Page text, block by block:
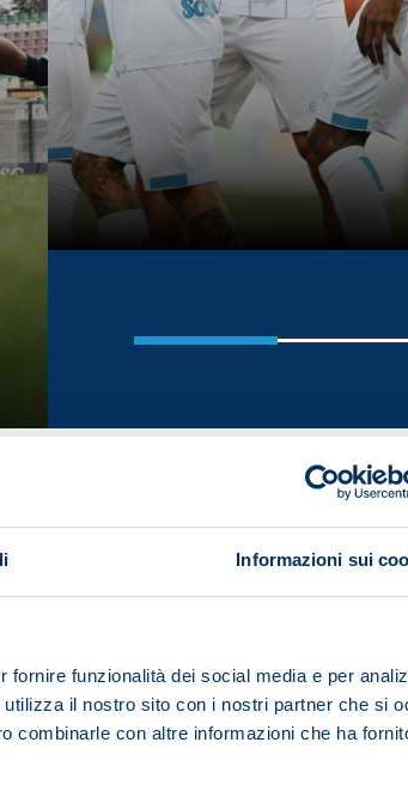
Informazioni sui
fornire funzionalità dei social media e per
il nostro sito con i nostri partner che si
combinarle con altre informazioni che ha